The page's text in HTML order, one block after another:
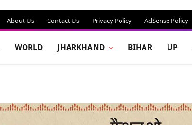
About Us Contact Us Privacy Policy AdSense Policy
WORLD JHARKHAND BIHAR UP